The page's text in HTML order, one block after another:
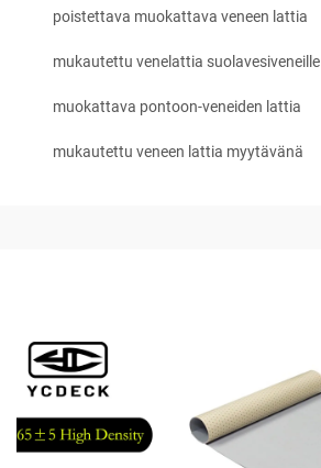
poistettava muokattava veneen lattia
mukautettu venelattia suolavesiveneille
muokattava pontoon-veneiden lattia
mukautettu veneen lattia myytävänä